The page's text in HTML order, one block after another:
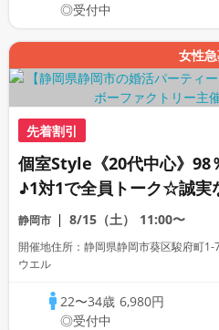
◎受付中
女性
先着割引
個室Style《20代中心》98
♪1対1で全員トーク☆誠実
ーティー
静岡市 8/15（土） 11:00〜
開催地住所：静岡県静岡市葵区駿府町
ウエル
22〜34歳 6,980円
◎受付中